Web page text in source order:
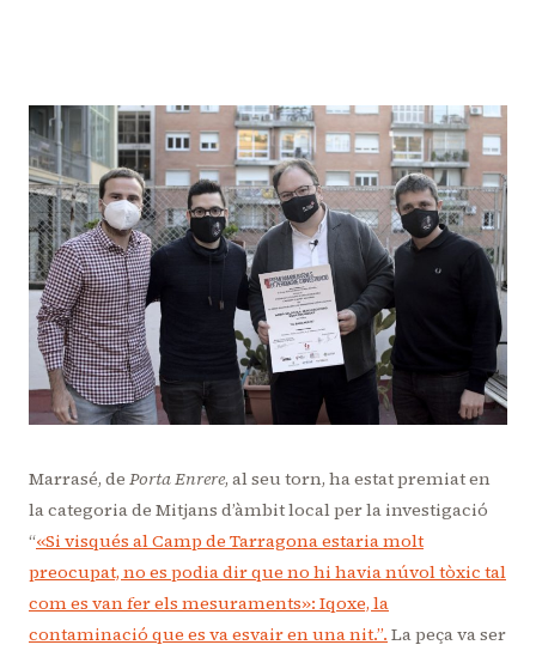
Marrasé, de Porta Enrere, al seu torn, ha estat premiat en
la categoria de Mitjans d’àmbit local per la investigació
“«Si visqués al Camp de Tarragona estaria molt
preocupat, no es podia dir que no hi havia núvol tòxic tal
com es van fer els mesuraments»: Iqoxe, la
contaminació que es va esvair en una nit.”. La peça va ser